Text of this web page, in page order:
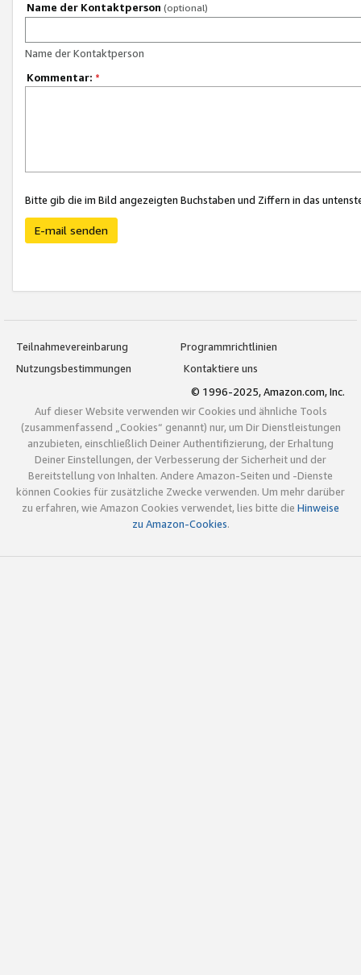
Name der Kontaktperson (optional)
Name der Kontaktperson
Kommentar: *
Bitte gib die im Bild angezeigten Buchstaben und Ziffern in das
E-mail senden
Teilnahmevereinbarung
Programmrichtlinien
Nutzungsbestimmungen
Kontaktiere uns
© 1996-2025, Amazon.com, Inc.
Auf dieser Website verwenden wir Cookies und ähnliche Tools
(zusammenfassend „Cookies“ genannt) nur, um Dir Dienstleistungen
anzubieten, einschließlich Deiner Authentifizierung, der Erhaltung
Deiner Einstellungen, der Verbesserung der Sicherheit und der
Bereitstellung von Inhalten. Andere Amazon-Seiten und -Dienste
können Cookies für zusätzliche Zwecke verwenden. Um mehr darüber
zu erfahren, wie Amazon Cookies verwendet, lies bitte die Hinweise
zu Amazon-Cookies.